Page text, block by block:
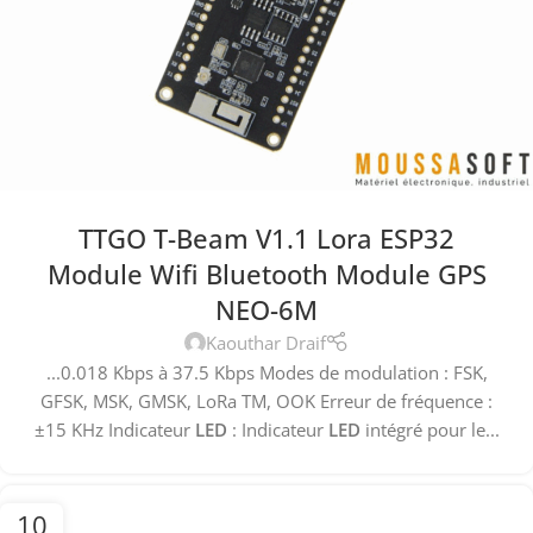
TTGO T-Beam V1.1 Lora ESP32
Module Wifi Bluetooth Module GPS
NEO-6M
Kaouthar Draif
...0.018 Kbps à 37.5 Kbps Modes de modulation : FSK,
GFSK, MSK, GMSK, LoRa TM, OOK Erreur de fréquence :
±15 KHz Indicateur LED : Indicateur LED intégré pour le...
10